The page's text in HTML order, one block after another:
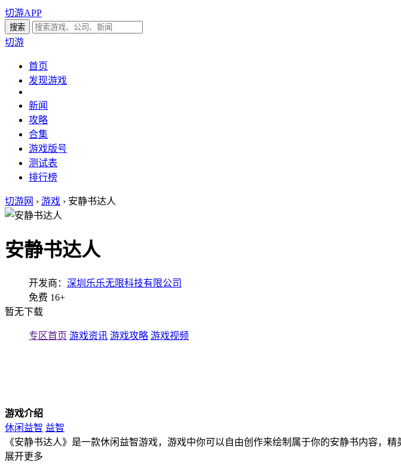
切游APP
切游
首页
发现游戏
新闻
攻略
合集
游戏版号
测试表
排行榜
切游网 › 游戏 › 安静书达人
安静书达人
开发商： 深圳乐乐无限科技有限公司
免费 16+
暂无下载
专区首页 游戏资讯 游戏攻略 游戏视频
游戏介绍
休闲益智 益智
《安静书达人》是一款休闲益智游戏，游戏中你可以自由创作来绘制属于你的安静书内容，
展开更多